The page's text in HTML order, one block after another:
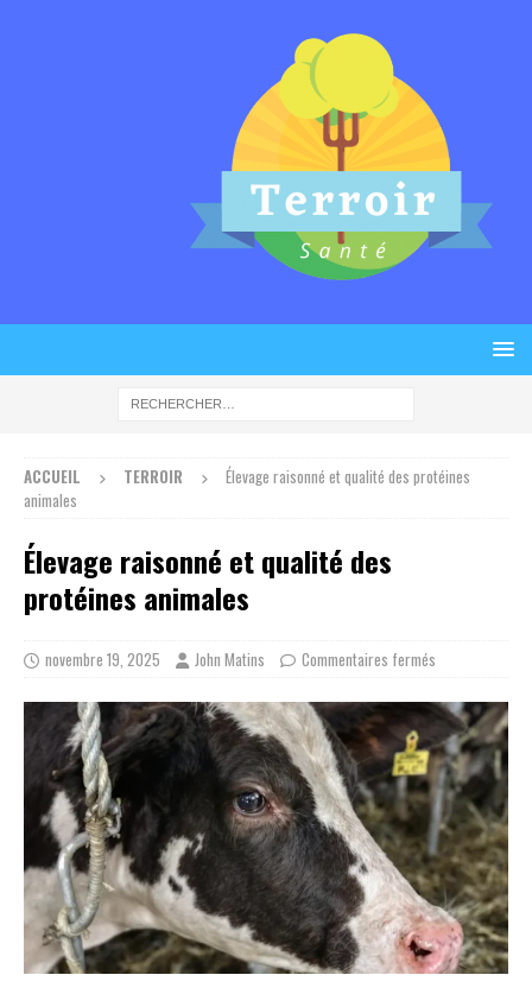
ACCUEIL TERROIR
Élevage raisonné et qualité des protéines
animales
Élevage raisonné et qualité des
protéines animales
novembre 19, 2025 John Matins Commentaires fermés